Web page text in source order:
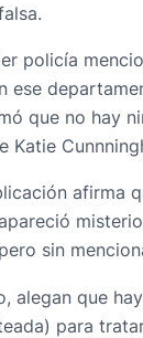
policía
ese
que no hay
Katie
afirma
sin
alegan que
para